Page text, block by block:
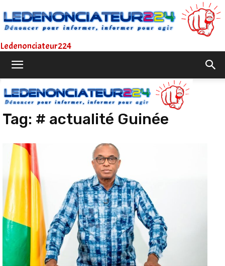
Ledenonciateur224
Accueil Tags # actualité Guinée
Tag: # actualité Guinée